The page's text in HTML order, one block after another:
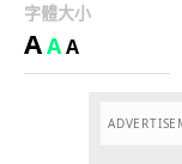
字體大小
AAA